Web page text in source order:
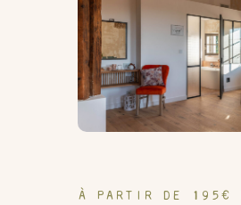
À PARTIR DE 195€